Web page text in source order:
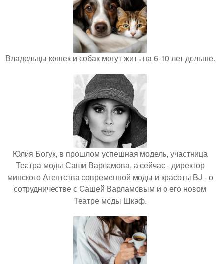
Владельцы кошек и собак могут жить на 6-10 лет дольше.
Юлия Богук, в прошлом успешная модель, участница
Театра моды Саши Варламова, а сейчас - директор
минского Агентства современной моды и красоты BJ - о
сотрудничестве с Сашей Варламовым и о его новом
Театре моды Шкаф.